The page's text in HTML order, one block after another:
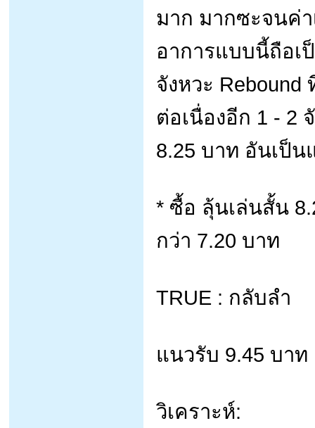
มาก มากซะจนค่
อาการแบบนี้ถือ
จังหวะ Rebound
ต่อเนื่องอีก 1 - 2
8.25 บาท อันเป็น
* ซื้อ ลุ้นเล่นสั้น
กว่า 7.20 บาท
TRUE : กลับลำ
แนวรับ 9.45 บา
วิเคราะห์: